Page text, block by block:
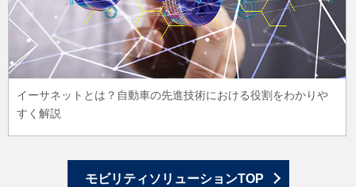
イーサネットとは？自動車の先進技術における役割をわかりや
すく解説
モビリティソリューションTOP